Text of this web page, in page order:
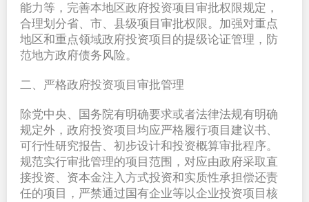
能力等，完善本地区政府投资项目审批权限规定，
合理划分省、市、县级项目审批权限。加强对重点
地区和重点领域政府投资项目的提级论证管理，防
范地方政府债务风险。
二、严格政府投资项目审批管理
除党中央、国务院有明确要求或者法律法规有明确
规定外，政府投资项目均应严格履行项目建议书、
可行性研究报告、初步设计和投资概算审批程序。
规范实行审批管理的项目范围，对应由政府采取直
接投资、资本金注入方式投资和实质性承担偿还责
任的项目，严禁通过国有企业等以企业投资项目核